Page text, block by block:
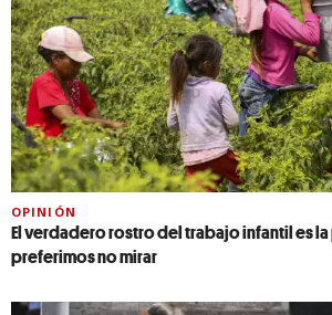
OPINIÓN
El verdadero rostro del trabajo infantil es
preferimos no mirar